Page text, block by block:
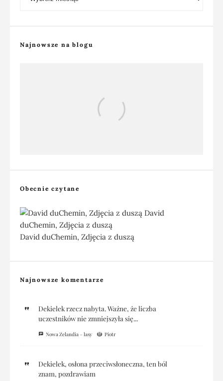
Najnowsze na blogu
krajobrazowej, albo spotkanie z wydmą
Obecnie czytane
David duChemin, Zdjęcia z duszą
Najnowsze komentarze
Dekielek rzecz nabyta. Ważne, że liczba
uczestników nie zmniejszyła się...
Nowa Zelandia – lasy Piotr
Dekielek, osłona przeciwsłoneczna, ten ból
znam, pozdrawiam